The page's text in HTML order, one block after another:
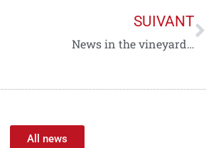
SUIVANT
News in the vineyard…
All news